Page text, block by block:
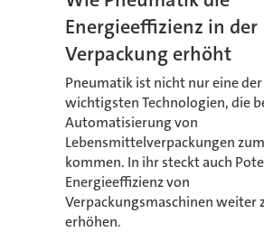
Energieeffizienz in der
Verpackung erhöht
Pneumatik ist nicht nur eine der
wichtigsten Technologien, die
Automatisierung von
Lebensmittelverpackungen
kommen. In ihr steckt auch
Energieeffizienz von
Verpackungsmaschinen weiter
erhöhen.